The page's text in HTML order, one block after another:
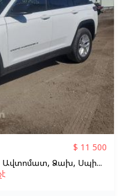
$ 11 500
Ավտոմատ, Ձախ, Սպիտակ